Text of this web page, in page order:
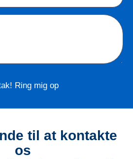
til at kontakte
os